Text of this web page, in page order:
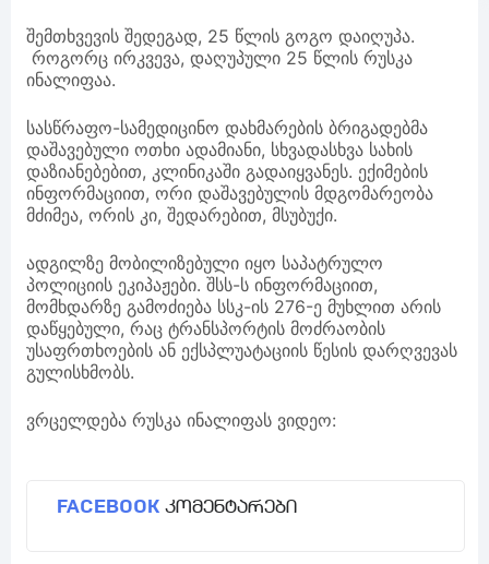
შემთხვევის შედეგად, 25 წლის გოგო დაიღუპა.
როგორც ირკვევა, დაღუპული 25 წლის რუსკა
ინალიფაა.
სასწრაფო-სამედიცინო დახმარების ბრიგადებმა
დაშავებული ოთხი ადამიანი, სხვადასხვა სახის
დაზიანებებით, კლინიკაში გადაიყვანეს. ექიმების
ინფორმაციით, ორი დაშავებულის მდგომარეობა
მძიმეა, ორის კი, შედარებით, მსუბუქი.
ადგილზე მობილიზებული იყო საპატრულო
პოლიციის ეკიპაჟები. შსს-ს ინფორმაციით,
მომხდარზე გამოძიება სსკ-ის 276-ე მუხლით არის
დაწყებული, რაც ტრანსპორტის მოძრაობის
უსაფრთხოების ან ექსპლუატაციის წესის დარღვევას
გულისხმობს.
ვრცელდება რუსკა ინალიფას ვიდეო:
FACEBOOK კომენტარები